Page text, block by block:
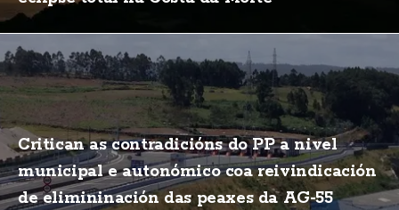
Critican as contradicións do PP a nivel
municipal e autonómico coa reivindicación
de elimininación das peaxes da AG-55